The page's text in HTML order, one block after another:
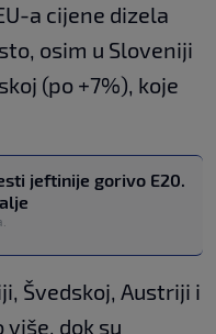
a cijene dizela
osim u Sloveniji
(po +7%), koje
jeftinije gorivo E20.
Švedskoj, Austriji i
više, dok su